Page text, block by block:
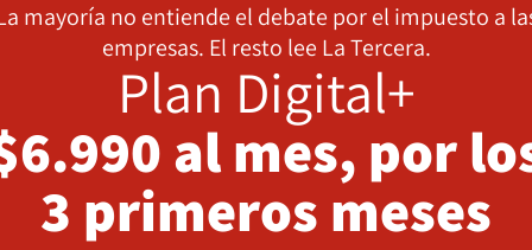
mayoría no entiende el debate por el impuesto a
empresas. El resto lee La Tercera.
Plan Digital+
al mes, por
3 primeros meses